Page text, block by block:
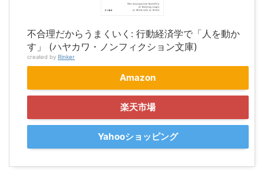
不合理だからうまくいく: 行動経済学で「人を動か
す」 (ハヤカワ・ノンフィクション文庫)
created by Rinker
Amazon
楽天市場
Yahooショッピング